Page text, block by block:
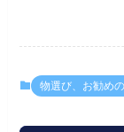
物選び、お勧め